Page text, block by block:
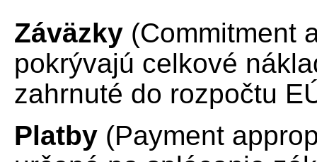
Záväzky (Commitment
pokrývajú celkové
zahrnuté do rozpočtu
Platby (Payment